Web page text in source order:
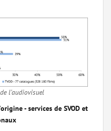
l'audiovisuel
- services de SVOD et